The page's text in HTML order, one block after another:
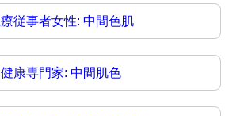
従事者女性: 中間色肌
健康専門家: 中間肌色